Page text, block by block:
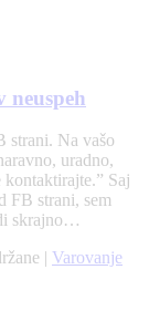
neuspeh
strani. Na vašo
uradno,
kontaktirajte.” Saj
FB strani, sem
skrajno…
| Varovanje